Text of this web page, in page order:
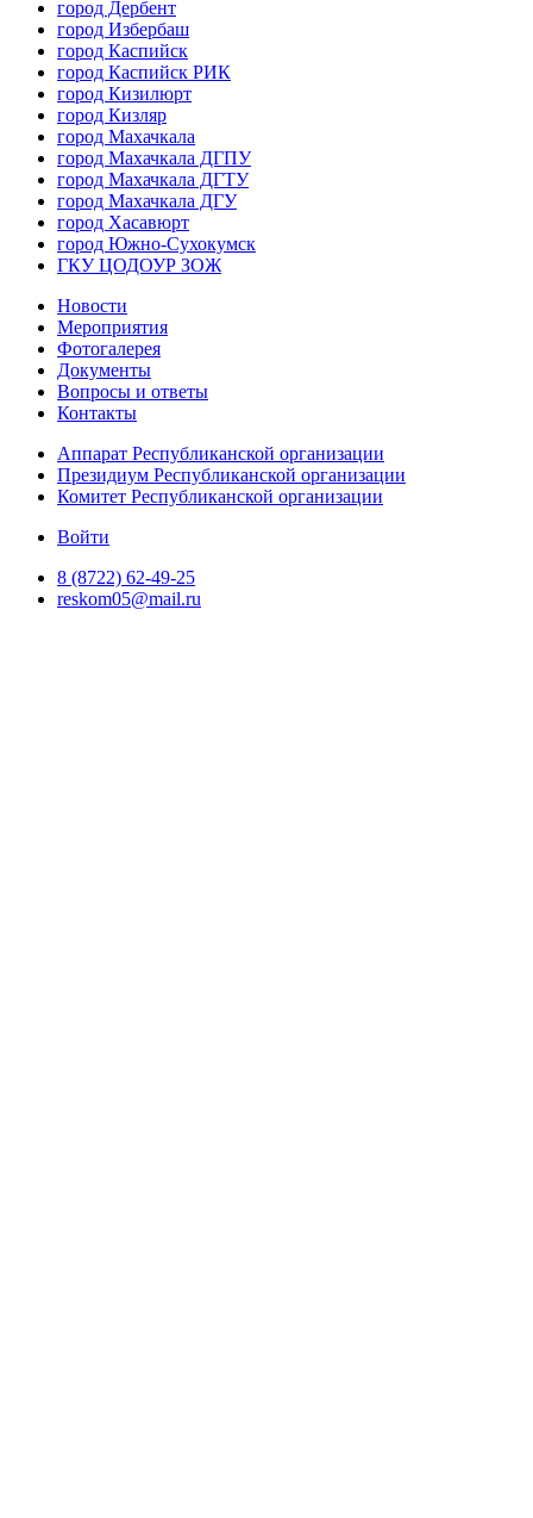
город Дербент
город Избербаш
город Каспийск
город Каспийск РИК
город Кизилюрт
город Кизляр
город Махачкала
город Махачкала ДГПУ
город Махачкала ДГТУ
город Махачкала ДГУ
город Хасавюрт
город Южно-Сухокумск
ГКУ ЦОДОУР ЗОЖ
Новости
Мероприятия
Фотогалерея
Документы
Вопросы и ответы
Контакты
Аппарат Республиканской организации
Президиум Республиканской организации
Комитет Республиканской организации
Войти
8 (8722) 62-49-25
reskom05@mail.ru